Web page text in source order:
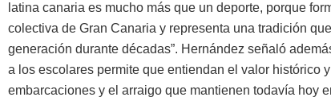
latina canaria es mucho más que un deporte, porque
colectiva de Gran Canaria y representa una tradición
generación durante décadas”. Hernández señaló
a los escolares permite que entiendan el valor histórico
embarcaciones y el arraigo que mantienen todavía hoy